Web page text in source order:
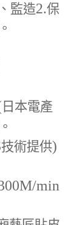
監造2.保
日本電產
技術提供)
/min